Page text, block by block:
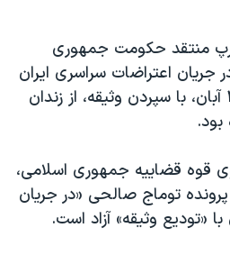
منتقد حکومت جمهوری
جریان اعتراضات سراسری ایران
بازداشت شده بود، روز ۲۷ آبان، با سپردن وثیقه، از زندان
قضاییه جمهوری اسلامی،
که پرونده توماج صالحی «در جریان
«تودیع وثیقه» آزاد است.